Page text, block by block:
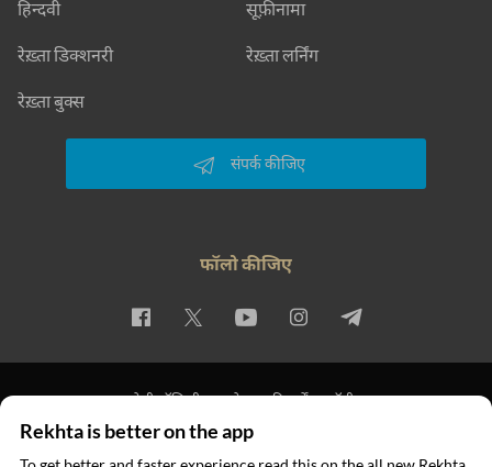
हिन्दवी सूफ़ीनामा
रेख़्ता डिक्शनरी रेख़्ता लर्निंग
रेख़्ता बुक्स
संपर्क कीजिए
फॉलो कीजिए
प्राइवेसी पॉलिसी इस्तेमाल की शर्तें कॉपीराइट
© 2026 Rekhta™ Foundation. All rights reserved.
Rekhta is better on the app